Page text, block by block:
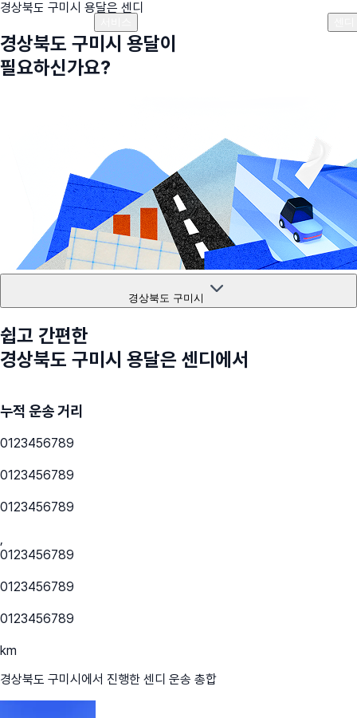
경상북도 구미시 용달은 센디
경상북도 구미시 용달이
필요하신가요?
경상북도 구미시
쉽고 간편한
경상북도 구미시 용달은 센디에서
누적 운송 거리
0123456789
0123456789
0123456789
,
0123456789
0123456789
0123456789
km
경상북도 구미시 에서 진행한 센디 운송 총합